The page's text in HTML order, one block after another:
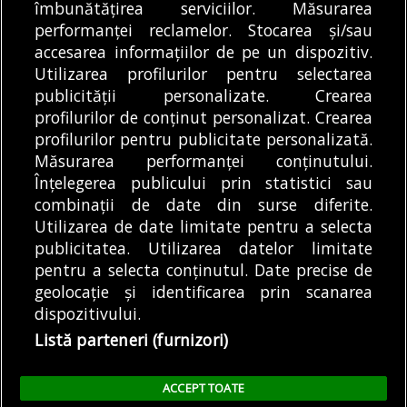
o premieră pentru
transportul public...
CĂTĂLIN DOSCAȘ 07/08/2026
drumuri, primarul
Sectorului 3 Robert
Negoiță a...
DEREDACȚIA BULETIN DE
BUCUREȘTI
07/08/2026
MODIFICĂ SETĂRILE COOKIES
© Copyright 2025 - Buletin de București.
Găzduit dePresslabs.com. Powered by TRS Design.
Despre
Noi
Media
Kit
Politică De
Confidențialitate
Cookie
Policy (EU)
Cookie
Policy
Tweet
Facebook
Share this selection
Tweet
îmbunătățirea serviciilor. Măsurarea
performanței reclamelor. Stocarea și/sau
accesarea informațiilor de pe un dispozitiv.
Utilizarea profilurilor pentru selectarea
publicității personalizate. Crearea
profilurilor de conținut personalizat. Crearea
profilurilor pentru publicitate personalizată.
Măsurarea performanței conținutului.
Înțelegerea publicului prin statistici sau
combinații de date din surse diferite.
Utilizarea de date limitate pentru a selecta
publicitatea. Utilizarea datelor limitate
pentru a selecta conținutul. Date precise de
geolocație și identificarea prin scanarea
dispozitivului.
Listă parteneri (furnizori)
ACCEPT TOATE